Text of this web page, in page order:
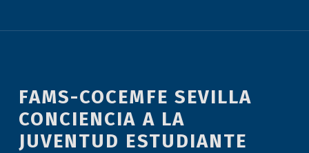
FAMS-COCEMFE SEVILLA
CONCIENCIA A LA
JUVENTUD ESTUDIANTE